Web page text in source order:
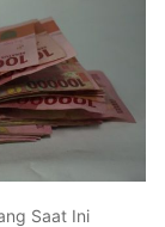
Saat Ini